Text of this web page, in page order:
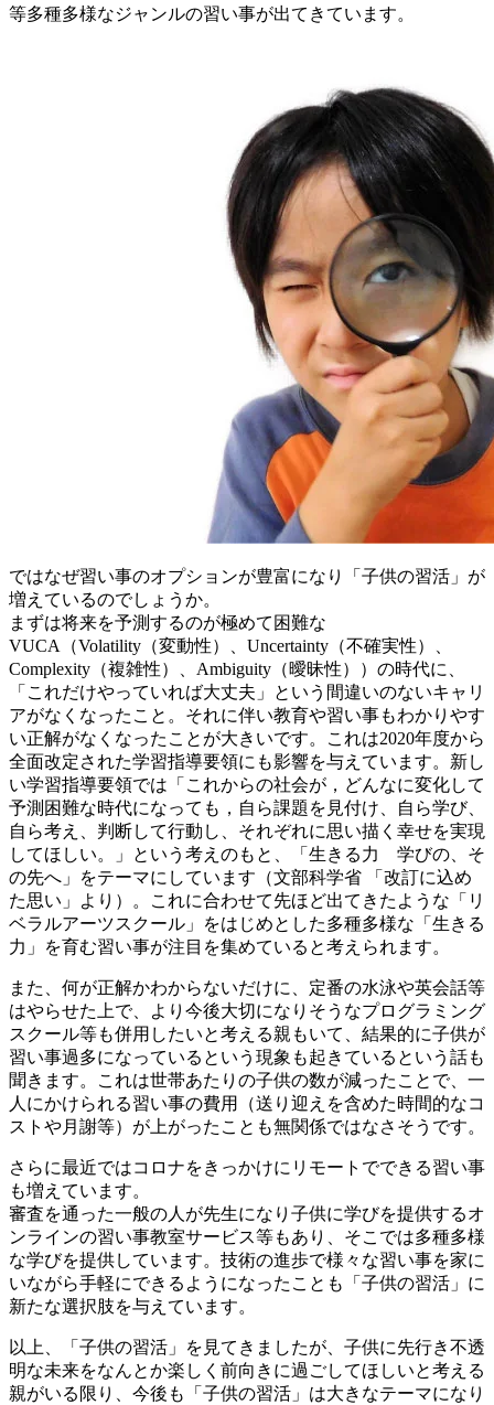
等多種多様なジャンルの習い事が出てきています。
ではなぜ習い事のオプションが豊富になり「子供の習活」が
増えているのでしょうか。
まずは将来を予測するのが極めて困難な
VUCA（Volatility（変動性）、Uncertainty（不確実性）、
Complexity（複雑性）、Ambiguity（曖昧性））の時代に、
「これだけやっていれば大丈夫」という間違いのないキャリ
アがなくなったこと。それに伴い教育や習い事もわかりやす
い正解がなくなったことが大きいです。これは2020年度から
全面改定された学習指導要領にも影響を与えています。新し
い学習指導要領では「これからの社会が，どんなに変化して
予測困難な時代になっても，自ら課題を見付け、自ら学び、
自ら考え、判断して行動し、それぞれに思い描く幸せを実現
してほしい。」という考えのもと、「生きる力 学びの、そ
の先へ」をテーマにしています（文部科学省 「改訂に込め
た思い」より）。これに合わせて先ほど出てきたような「リ
ベラルアーツスクール」をはじめとした多種多様な「生きる
力」を育む習い事が注目を集めていると考えられます。
また、何が正解かわからないだけに、定番の水泳や英会話等
はやらせた上で、より今後大切になりそうなプログラミング
スクール等も併用したいと考える親もいて、結果的に子供が
習い事過多になっているという現象も起きているという話も
聞きます。これは世帯あたりの子供の数が減ったことで、一
人にかけられる習い事の費用（送り迎えを含めた時間的なコ
ストや月謝等）が上がったことも無関係ではなさそうです。
さらに最近ではコロナをきっかけにリモートでできる習い事
も増えています。
審査を通った一般の人が先生になり子供に学びを提供するオ
ンラインの習い事教室サービス等もあり、そこでは多種多様
な学びを提供しています。技術の進歩で様々な習い事を家に
いながら手軽にできるようになったことも「子供の習活」に
新たな選択肢を与えています。
以上、「子供の習活」を見てきましたが、子供に先行き不透
明な未来をなんとか楽しく前向きに過ごしてほしいと考える
親がいる限り、今後も「子供の習活」は大きなテーマになり